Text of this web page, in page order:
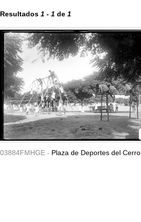
Resultados 1 - 1 de 1
03884FMHGE - Plaza de Deportes del Cerro.